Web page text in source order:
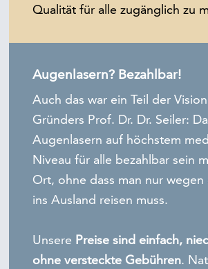
Qualität für alle zugänglich zu
Augenlasern? Bezahlbar!
Auch das war ein Teil der
Gründers Prof. Dr. Dr. Seiler:
Augenlasern auf höchstem
Niveau für alle bezahlbar sein
Ort, ohne dass man nur wegen
ins Ausland reisen muss.
Unsere Preise sind einfach,
ohne versteckte Gebühren.